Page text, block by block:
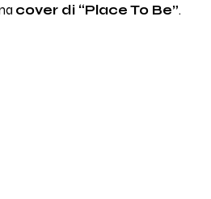
cover di “Place To Be”.